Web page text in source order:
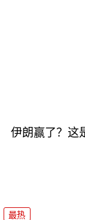
伊朗赢了？这
最热